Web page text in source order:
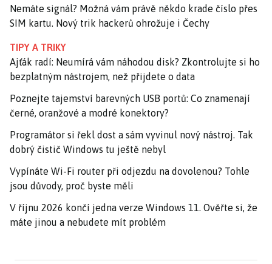
Nemáte signál? Možná vám právě někdo krade číslo přes
SIM kartu. Nový trik hackerů ohrožuje i Čechy
TIPY A TRIKY
Ajťák radí: Neumírá vám náhodou disk? Zkontrolujte si ho
bezplatným nástrojem, než přijdete o data
Poznejte tajemství barevných USB portů: Co znamenají
černé, oranžové a modré konektory?
Programátor si řekl dost a sám vyvinul nový nástroj. Tak
dobrý čistič Windows tu ještě nebyl
Vypínáte Wi-Fi router při odjezdu na dovolenou? Tohle
jsou důvody, proč byste měli
V říjnu 2026 končí jedna verze Windows 11. Ověřte si, že
máte jinou a nebudete mít problém